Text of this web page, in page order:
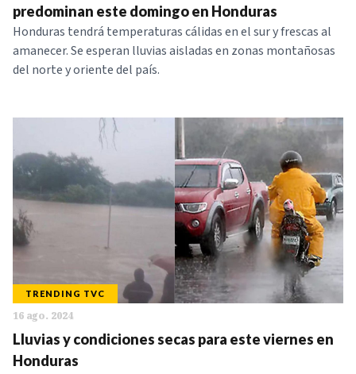
predominan este domingo en Honduras
Honduras tendrá temperaturas cálidas en el sur y frescas al
amanecer. Se esperan lluvias aisladas en zonas montañosas
del norte y oriente del país.
TRENDING TVC
16 ago. 2024
Lluvias y condiciones secas para este viernes en
Honduras